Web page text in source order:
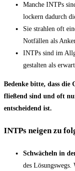
Manche INTPs
lockern dadurch
Sie strahlen oft
Notfällen als
INTPs sind im
gestalten als
Bedenke bitte, dass die
fließend sind und oft
entscheidend ist.
INTPs neigen zu
Schwächeln in
des